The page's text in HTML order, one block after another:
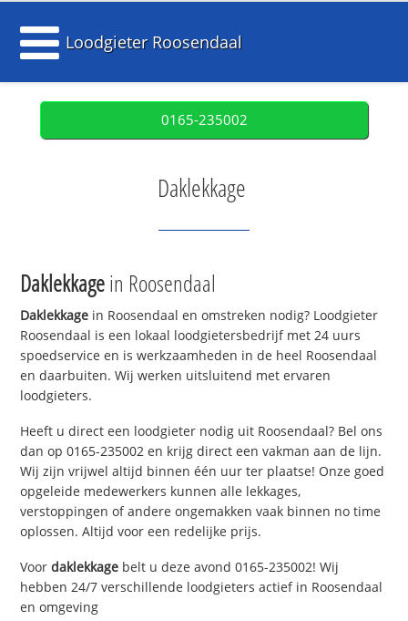
Loodgieter Roosendaal
0165-235002
Daklekkage
Daklekkagein Roosendaal
Daklekkage in Roosendaal en omstreken nodig? Loodgieter
Roosendaal is een lokaal loodgietersbedrijf met 24 uurs
spoedservice en is werkzaamheden in de heel Roosendaal
en daarbuiten. Wij werken uitsluitend met ervaren
loodgieters.
Heeft u direct een loodgieter nodig uit Roosendaal? Bel ons
dan op 0165-235002 en krijg direct een vakman aan de lijn.
Wij zijn vrijwel altijd binnen één uur ter plaatse! Onze goed
opgeleide medewerkers kunnen alle lekkages,
verstoppingen of andere ongemakken vaak binnen no time
oplossen. Altijd voor een redelijke prijs.
Voordaklekkage belt u deze avond 0165-235002! Wij
hebben 24/7 verschillende loodgieters actief in Roosendaal
en omgeving